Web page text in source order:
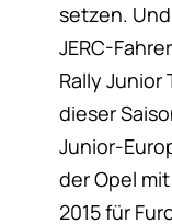
setzen.
JERC-
Rally Junior
dieser
Junior-
der Opel
2015 für